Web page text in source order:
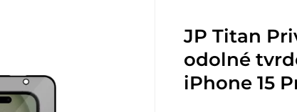
JP Titan
odolné
iPhone 15